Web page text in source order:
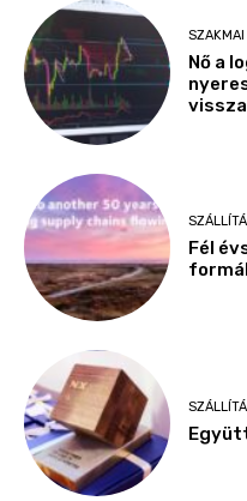
Nő a
vissza
Fél